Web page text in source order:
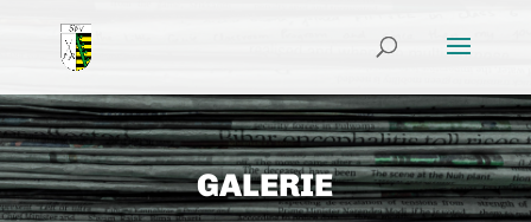
GALERIE